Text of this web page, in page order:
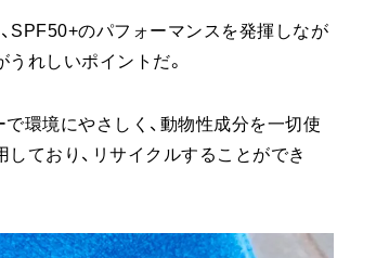
SPF50+のパフォーマンスを発揮しなが
れしいポイントだ。
環境にやさしく、動物性成分を一切使
ており、リサイクルすることができ